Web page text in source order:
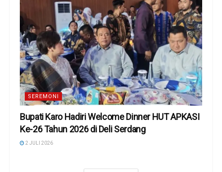
SEREMONI
Bupati Karo Hadiri Welcome Dinner HUT APKASI
Ke-26 Tahun 2026 di Deli Serdang
2 JULI 2026